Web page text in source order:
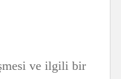
ve ilgili bir